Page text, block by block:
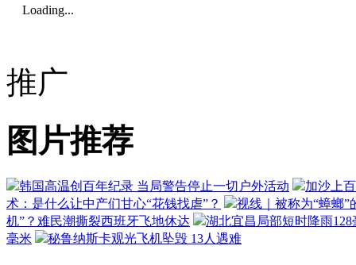
Loading...
推广
图片推荐
韩国高温创百年纪录 当局警告停止一切户外活动
加沙上
术：是什么让中产们甘心“花钱找虐”？
视线｜被称为“蟑螂
机”？难民潮撕裂西班牙飞地休达
湖北宜昌局部短时降雨
毫米
秘鲁纳斯卡观光飞机坠毁 13人遇难